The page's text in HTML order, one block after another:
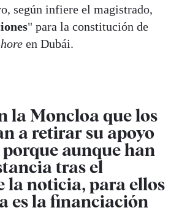
según infiere el magistrado,
" para la constitución de
en Dubái.
la Moncloa que los
a retirar su apoyo
porque aunque han
tras el
la noticia, para ellos
es la financiación